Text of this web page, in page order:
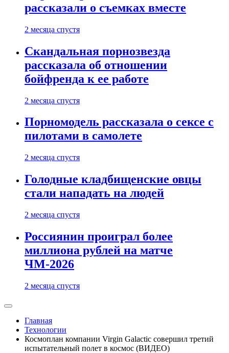
рассказали о съемках вместе
2 месяца спустя
Скандальная порнозвезда
рассказала об отношении
бойфренда к ее работе
2 месяца спустя
Порномодель рассказала о сексе с
пилотами в самолете
2 месяца спустя
Голодные кладбищенские овцы
стали нападать на людей
2 месяца спустя
Россиянин проиграл более
миллиона рублей на матче
ЧМ-2026
2 месяца спустя
Главная
Технологии
Космоплан компании Virgin Galactic совершил третий
испытательный полет в космос (ВИДЕО)